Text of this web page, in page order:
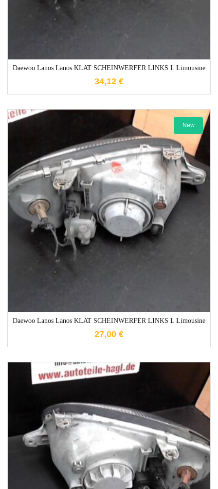
Daewoo Lanos Lanos KLAT SCHEINWERFER LINKS L Limousine
34,12 €
New
Daewoo Lanos Lanos KLAT SCHEINWERFER LINKS L Limousine
27,00 €
1-3 Werktage
1-3 Werktage